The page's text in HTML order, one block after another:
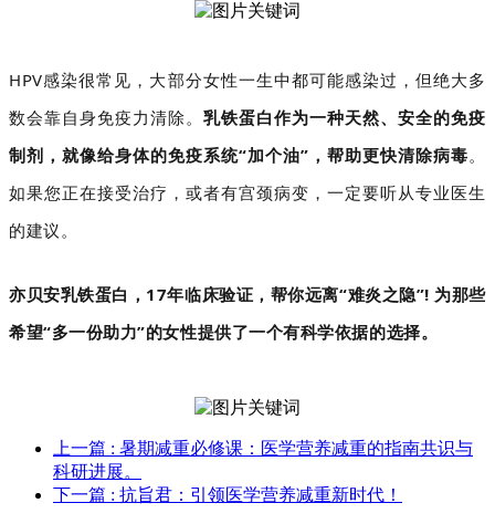
HPV感染很常见，大部分女性一生中都可能感染过，但绝大多
数会靠自身免疫力清除。乳铁蛋白作为一种天然、安全的免疫
制剂，就像给身体的免疫系统“加个油”，帮助更快清除病毒。
如果您正在接受治疗，或者有宫颈病变，一定要听从专业医生
的建议。
亦贝安乳铁蛋白，17年临床验证，帮你远离“难炎之隐”! 为那些
希望“多一份助力”的女性提供了一个有科学依据的选择。
上一篇 : 暑期减重必修课：医学营养减重的指南共识与
科研进展。
下一篇 : 抗旨君：引领医学营养减重新时代！